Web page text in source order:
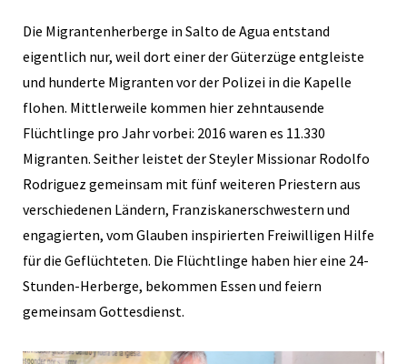
Die Migrantenherberge in Salto de Agua entstand
eigentlich nur, weil dort einer der Güterzüge entgleiste
und hunderte Migranten vor der Polizei in die Kapelle
flohen. Mittlerweile kommen hier zehntausende
Flüchtlinge pro Jahr vorbei: 2016 waren es 11.330
Migranten. Seither leistet der Steyler Missionar Rodolfo
Rodriguez gemeinsam mit fünf weiteren Priestern aus
verschiedenen Ländern, Franziskanerschwestern und
engagierten, vom Glauben inspirierten Freiwilligen Hilfe
für die Geflüchteten. Die Flüchtlinge haben hier eine 24-
Stunden-Herberge, bekommen Essen und feiern
gemeinsam Gottesdienst.